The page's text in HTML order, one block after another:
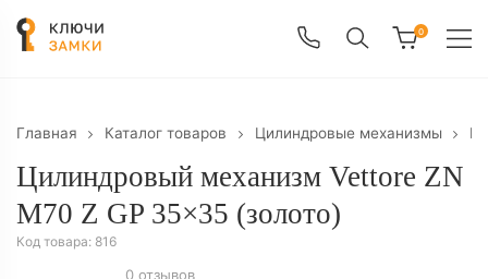
0
Главная Каталог товаров Цилиндровые механизмы
Цилиндровый механизм Vettore ZN
M70 Z GP 35×35 (золото)
Код товара: 816
0 отзывов